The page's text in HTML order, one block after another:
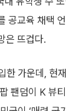
교육 채택
은 뜨겁다.
한 가운데, 현
팬덤이 K 뷰